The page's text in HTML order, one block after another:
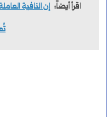
اقرأ أيضاً: إن النافية